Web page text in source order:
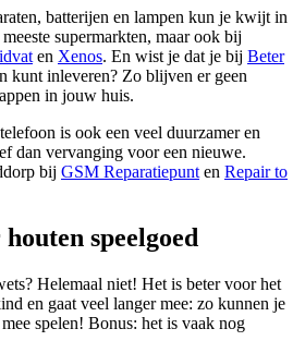
batterijen en lampen kun je kwijt in
supermarkten, maar ook bij
en Xenos. En wist je dat je bij Beter
kunt inleveren? Zo blijven er geen
in jouw huis.
is ook een veel duurzamer en
dan vervanging voor een nieuwe.
bij GSM Reparatiepunt en Repair to
speelgoed
Helemaal niet! Het is beter voor het
en gaat veel langer mee: zo kunnen je
spelen! Bonus: het is vaak nog